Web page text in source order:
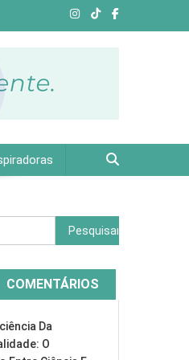
Pesquisar
por:
COMENTÁRIOS
Da
O